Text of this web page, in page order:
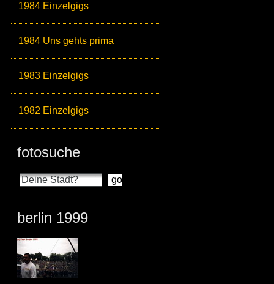
1984 Einzelgigs
1984 Uns gehts prima
1983 Einzelgigs
1982 Einzelgigs
fotosuche
berlin 1999